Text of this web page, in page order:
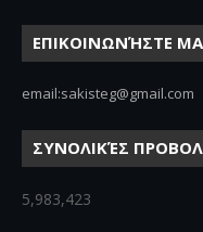
ΕΠΙΚΟΙΝΩΝΉΣΤΕ
email:sakisteg@gmail.com
ΣΥΝΟΛΙΚΈΣ
5,983,423